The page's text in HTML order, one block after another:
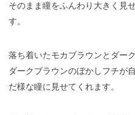
そのまま瞳をふんわり大きく見
す。
落ち着いたモカブラウンとダー
ダークブラウンのぼかしフチが
だ様な瞳に見せてくれます。